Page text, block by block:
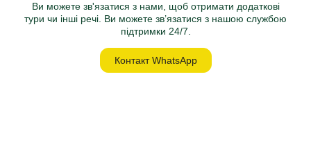
Ви можете зв'язатися з нами, щоб отримати додаткові
тури чи інші речі. Ви можете зв’язатися з нашою службою
підтримки 24/7.
Контакт WhatsApp